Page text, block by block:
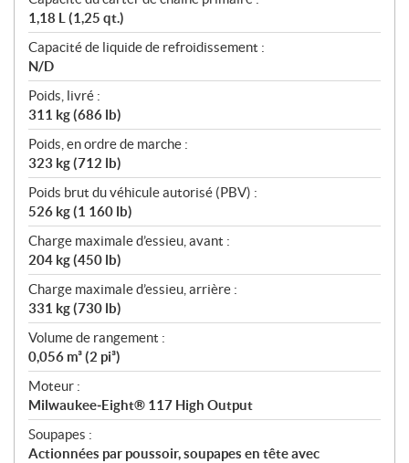
1,18 L (1,25 qt.)
Capacité de liquide de refroidissement :
N/D
Poids, livré :
311 kg (686 lb)
Poids, en ordre de marche :
323 kg (712 lb)
Poids brut du véhicule autorisé (PBV) :
526 kg (1 160 lb)
Charge maximale d’essieu, avant :
204 kg (450 lb)
Charge maximale d’essieu, arrière :
331 kg (730 lb)
Volume de rangement :
0,056 m³ (2 pi³)
Moteur :
Milwaukee‑Eight® 117 High Output
Soupapes :
Actionnées par poussoir, soupapes en tête avec